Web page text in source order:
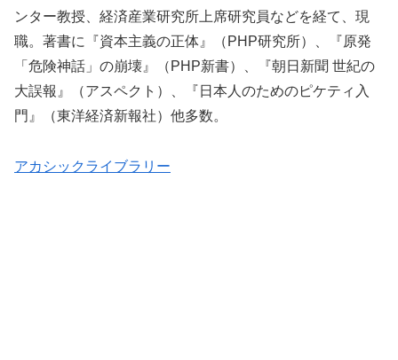
ンター教授、経済産業研究所上席研究員などを経て、現
職。著書に『資本主義の正体』（PHP研究所）、『原発
「危険神話」の崩壊』（PHP新書）、『朝日新聞 世紀の
大誤報』（アスペクト）、『日本人のためのピケティ入
門』（東洋経済新報社）他多数。
アカシックライブラリー